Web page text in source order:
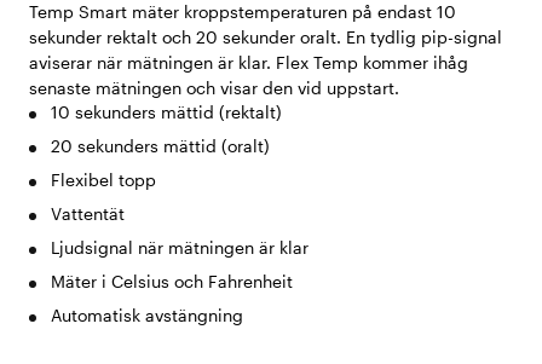
Temp Smart mäter kroppstemperaturen på endast 10
sekunder rektalt och 20 sekunder oralt. En tydlig pip-signal
aviserar när mätningen är klar. Flex Temp kommer ihåg
senaste mätningen och visar den vid uppstart.
10 sekunders mättid (rektalt)
20 sekunders mättid (oralt)
Flexibel topp
Vattentät
Ljudsignal när mätningen är klar
Mäter i Celsius och Fahrenheit
Automatisk avstängning